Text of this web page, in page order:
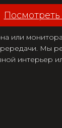
или
Мы
интерьер